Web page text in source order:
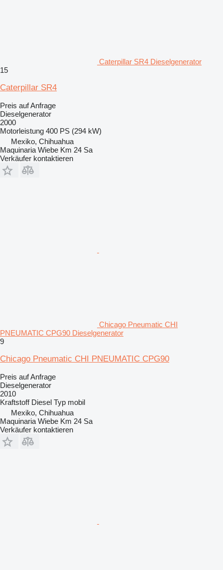
Caterpillar SR4 Dieselgenerator
15
Caterpillar SR4
Preis auf Anfrage
Dieselgenerator
2000
Motorleistung 400 PS (294 kW)
Mexiko, Chihuahua
Maquinaria Wiebe Km 24 Sa
Verkäufer kontaktieren
Chicago Pneumatic CHI
PNEUMATIC CPG90 Dieselgenerator
9
Chicago Pneumatic CHI PNEUMATIC CPG90
Preis auf Anfrage
Dieselgenerator
2010
Kraftstoff Diesel Typ mobil
Mexiko, Chihuahua
Maquinaria Wiebe Km 24 Sa
Verkäufer kontaktieren